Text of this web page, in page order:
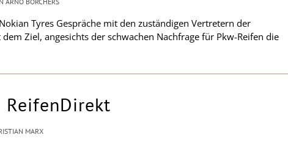
Tyres Gespräche mit den zuständigen Vertretern der
Ziel, angesichts der schwachen Nachfrage für Pkw-Reifen die
MARX